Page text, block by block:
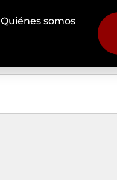
Quiénes somos